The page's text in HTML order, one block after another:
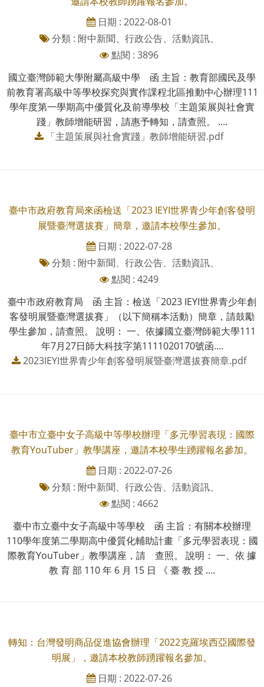
日期 : 2022-08-01
分類 : 附中新聞、行政公告、活動資訊、
點閱 : 3896
國立臺灣師範大學附屬高級中學 函 主旨：教育部國民及學
前教育署高級中等學校探究與實作課程北區推動中心辦理111
學年度第一學期高中優質化及前導學校「主題策展與社會實
踐」教師增能研習，請惠予轉知，請查照。 ....
「主題策展與社會實踐」教師增能研習.pdf
臺中市政府教育局來函檢送「2023 IEYI世界青少年創客發明
展暨臺灣選拔賽」簡章，邀請本校學生參加。
日期 : 2022-07-28
分類 : 附中新聞、行政公告、活動資訊、
點閱 : 4249
臺中市政府教育局 函 主旨：檢送「2023 IEYI世界青少年創
客發明展暨臺灣選拔賽」（以下簡稱本活動）簡章，請鼓勵
學生參加，請查照。 說明： 一、依據國立臺灣師範大學111
年7月27日師大科技字第1111020170號函....
2023IEYI世界青少年創客發明展暨臺灣選拔賽簡章.pdf
臺中市立臺中女子高級中等學校辦理「多元學習表現：國際
教育YouTuber」教學講座，邀請本校學生踴躍報名參加。
日期 : 2022-07-26
分類 : 附中新聞、行政公告、活動資訊、
點閱 : 4662
臺中市立臺中女子高級中等學校 函 主旨：有關本校辦理
110學年度第二學期高中優質化輔助計畫「多元學習表現：國
際教育YouTuber」教學講座，請 查照。 說明： 一、依 據
教 育 部 110 年 6 月 15 日 《 臺 教 授 ....
轉知：台灣發明商品促進協會辦理「2022克羅埃西亞國際發
明展」，邀請本校教師踴躍報名參加。
日期 : 2022-07-26